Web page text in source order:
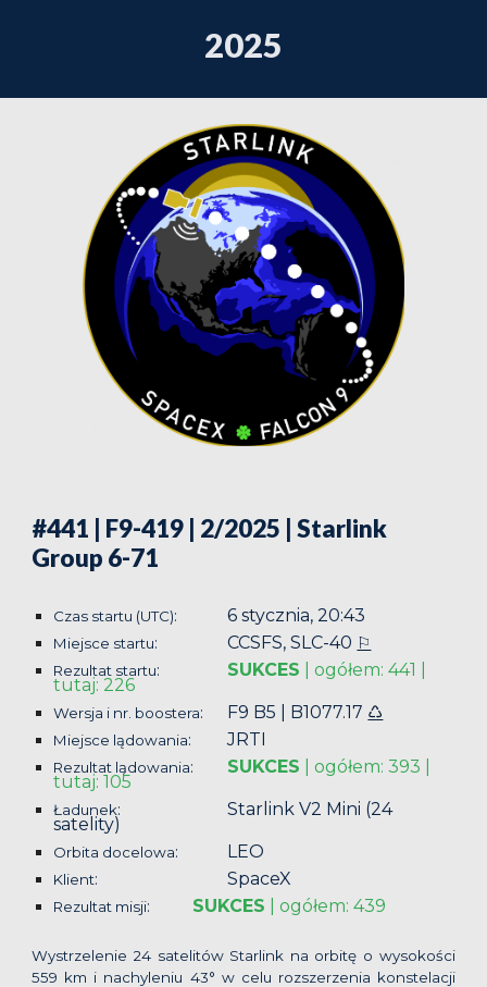
2025
#441 | F9-419 | 2/2025 | Starlink
Group 6-71
Czas startu (UTC): 6 stycznia, 20:43
Miejsce startu: CCSFS, SLC-40 ⚐
Rezultat startu: SUKCES | ogółem: 441 |
tutaj: 226
Wersja i nr. boostera: F9 B5 | B1077.17 ♺
Miejsce lądowania: JRTI
Rezultat lądowania: SUKCES |ogółem: 393 |
tutaj: 105
Ładunek: Starlink V2 Mini (24
satelity)
Orbita docelowa: LEO
Klient: SpaceX
Rezultat misji: SUKCES |ogółem: 439
Wystrzelenie 24 satelitów Starlink na orbitę o wysokości
559 km i nachyleniu 43° w celu rozszerzenia konstelacji